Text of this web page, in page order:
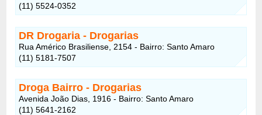
(11) 5524-0352
DR Drogaria - Drogarias
Rua Américo Brasiliense, 2154 - Bairro: Santo Amaro
(11) 5181-7507
Droga Bairro - Drogarias
Avenida João Dias, 1916 - Bairro: Santo Amaro
(11) 5641-2162